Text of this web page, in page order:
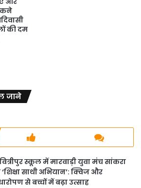
की दम
जाने
स्कूल में मारवाड़ी युवा मंच सांकरा
साथी अभियान’: क्विज और
से बच्चों में बढ़ा उत्साह